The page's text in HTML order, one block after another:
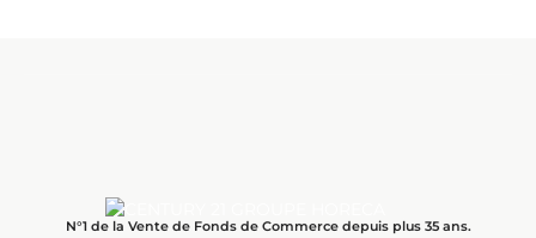
N°1 de la Vente de Fonds de Commerce depuis plus 35 ans.